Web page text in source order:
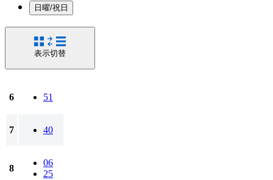
日曜/祝日
表示切替
6 51
7 40
8
06
25